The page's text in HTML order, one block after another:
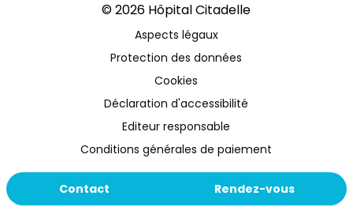
Contact Rendez-vous
© 2026 Hôpital Citadelle
Aspects légaux
Protection des données
Cookies
Déclaration d'accessibilité
Editeur responsable
Conditions générales de paiement